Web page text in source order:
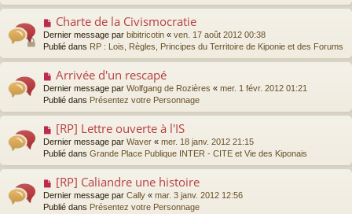
e
e
s
a
e
a
u
m
e
a
e
N
u
a
u
m
e
s
s
a
e
Charte de la Civismocratie
Dernier message par bibitricotin « ven. 17 août 2012 00:38
Publié dans RP : Lois, Règles, Principes du Territoire de Kiponie et des Forums
N
u
u
m
e
s
s
a
Arrivée d'un rescapé
Dernier message par Wolfgang de Rozières « mer. 1 févr. 2012 01:21
Publié dans Présentez votre Personnage
N
o
u
u
m
[RP] Lettre ouverte à l'IS
Dernier message par Waver « mer. 18 janv. 2012 21:15
Publié dans Grande Place Publique INTER - CITE et Vie des Kiponais
N
o
u
[RP] Caliandre une histoire
Dernier message par Cally « mar. 3 janv. 2012 12:56
Publié dans Présentez votre Personnage